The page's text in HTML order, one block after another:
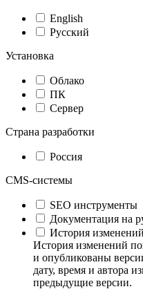
English
Русский
Установка
Облако
ПК
Сервер
Страна разработки
Россия
CMS-системы
SEO инструменты
Документация на
История изменений
История изменений
и опубликованы
дату, время и автора
предыдущие версии.